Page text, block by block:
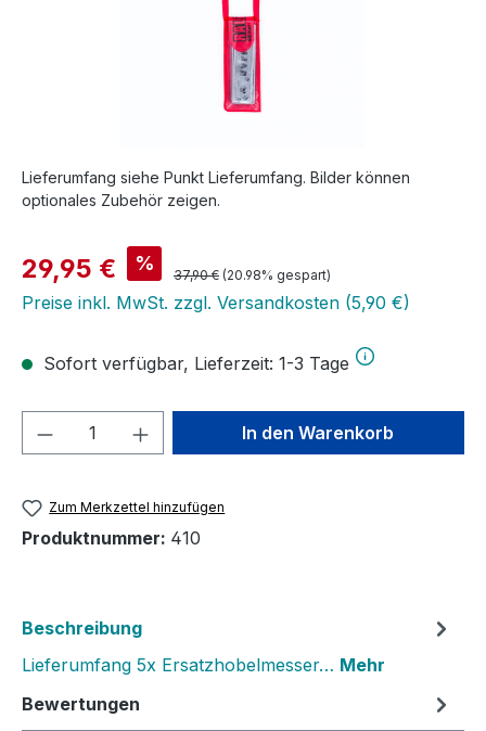
Lieferumfang siehe Punkt Lieferumfang. Bilder können
optionales Zubehör zeigen.
Verkaufspreis:
29,95 € % Regulärer Preis:
37,90 € (20.98% gespart)
Preise inkl. MwSt. zzgl. Versandkosten (5,90 €)
Sofort verfügbar, Lieferzeit: 1-3 Tage
Produkt Anzahl: Gib denIn den Warenkorb
Zum Merkzettel hinzufügen
Produktnummer: 410
Beschreibung
Lieferumfang 5x Ersatzhobelmesser… Mehr
Bewertungen